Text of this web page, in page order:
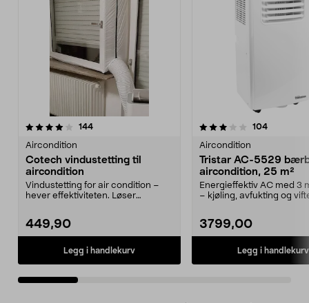
144anmeldelser
Aircondition
Cotech vindustetting til
aircondition
Vindustetting for air condition –
hever effektiviteten. Løser
449,90
Legg i handlekurv
3.5 av 5 stjerner 104
Aircondition
Tristar AC-5529
aircondition, 25 m²
Energieffektiv AC med 3
– kjøling, avfukting og
3799,00
Legg i handlekurv
4.0 av 5 stjerner